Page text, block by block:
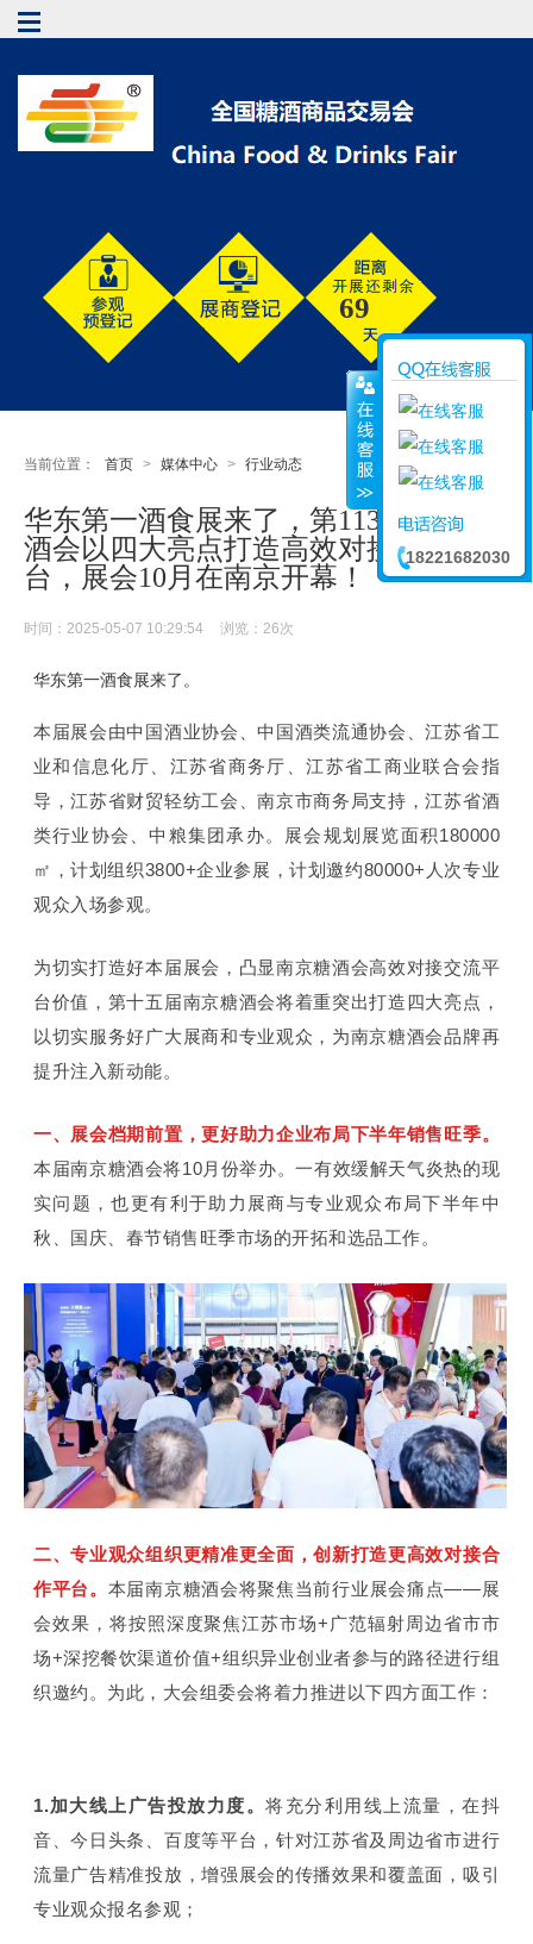
69
当前位置： 首页 > 媒体中心 > 行业动态
华东第一酒食展来了，第113届南京糖
酒会以四大亮点打造高效对接交流平
台，展会10月在南京开幕！
时间：2025-05-07 10:29:54 浏览： 26次
华东第一酒食展来了。
本届展会由中国酒业协会、中国酒类流通协会、江苏省工
业和信息化厅、江苏省商务厅、江苏省工商业联合会指
导，江苏省财贸轻纺工会、南京市商务局支持，江苏省酒
类行业协会、中粮集团承办。展会规划展览面积180000
㎡，计划组织3800+企业参展，计划邀约80000+人次专业
观众入场参观。
为切实打造好本届展会，凸显南京糖酒会高效对接交流平
台价值，第十五届南京糖酒会将着重突出打造四大亮点，
以切实服务好广大展商和专业观众，为南京糖酒会品牌再
提升注入新动能。
一、展会档期前置，更好助力企业布局下半年销售旺季。
本届南京糖酒会将10月份举办。一有效缓解天气炎热的现
实问题，也更有利于助力展商与专业观众布局下半年中
秋、国庆、春节销售旺季市场的开拓和选品工作。
二、专业观众组织更精准更全面，创新打造更高效对接合
作平台。 本届南京糖酒会将聚焦当前行业展会痛点——展
会效果，将按照深度聚焦江苏市场+广范辐射周边省市市
场+深挖餐饮渠道价值+组织异业创业者参与的路径进行组
织邀约。为此，大会组委会将着力推进以下四方面工作：
1.加大线上广告投放力度。将充分利用线上流量，在抖
音、今日头条、百度等平台，针对江苏省及周边省市进行
流量广告精准投放，增强展会的传播效果和覆盖面，吸引
专业观众报名参观；
18221682030